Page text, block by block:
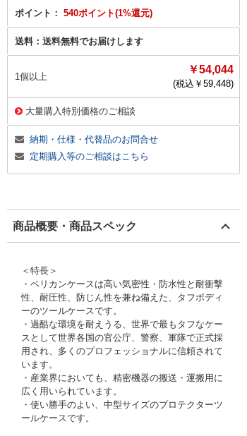
ポイント： 540ポイント(1%還元)
送料： 送料無料でお届けします
1個以上
￥54,044
(税込￥ 59,448)
大量購入特別価格のご相談
納期・仕様・代替品のお問合せ
定期購入等のご相談はこちら
商品概要・商品スペック
＜特長＞
・ペリカンケースは高い気密性・防水性と耐衝撃
性、耐圧性、防じん性を兼ね備えた、タフボディ
ーのツールケースです。
・過酷な環境を耐えうる、世界で最もタフなケー
スとして世界各国の官公庁、警察、軍隊で正式採
用され、多くのプロフェッショナルに信頼されて
います。
・産業界においても、精密機器の搬送・運搬用に
広く用いられています。
・使い勝手のよい、中型サイズのプロテクターツ
ールケースです。